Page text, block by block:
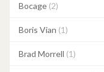
Bocage (2)
Boris Vian (1)
Brad Morrell (1)